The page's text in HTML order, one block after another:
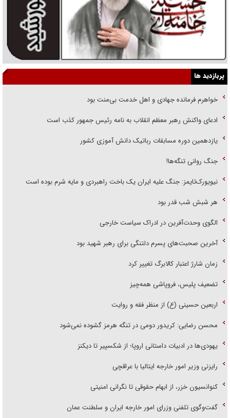
پربازدید ها
خواهرم فرمانده جهادی و اهل خدمت بی‌منت بود
ادعای واکنش رهبر معظم انقلاب به نامه رئیس جمهور کذب است
یازدهمین دوره مسابقات رباتیک دانش آموزی کشور
جنگ روانی تنگه‌ها!
نیویورک‌تایمز: جنگ علیه ایران یک باخت راهبردی و مایه شرم بوده است
هر شبش شب قدر بود
الگوی وحدت‌آفرین در ادراک سیاست خارجی
آخرین صحبت‌های پسرم دلتنگی برای رهبر شهید بود
زمان شارژ اعتبار کالابرگ تغییر کرد
تضعیف پلیس، فروپاشی همه‌چیز
اربعین حسینی (ع) از منظر فقه و روایت
محسن رضایی: کریدور دومی در تنگه هرمز گشوده نمی‌شود
یهودی‌ها در ادبیات داستانی اروپا؛ از شکسپیر تا دیکنز
رایزنی وزیر امور خارجه ایتالیا با عراقچی
کنوانسیون خزر، از ابهام حقوقی تا نگرانی امنیتی
گفت‌وگوی تلفنی وزرای امور خارجه ایران و سلطنت عمان